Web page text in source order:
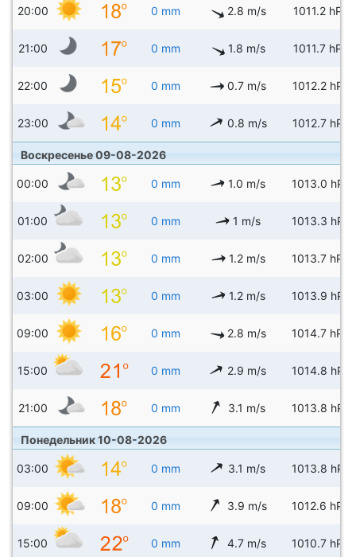
20:00 0 mm 2.8 m/s 1011.2 hPa
21:00 0 mm 1.8 m/s 1011.7 hPa
22:00 0 mm 0.7 m/s 1012.2 hPa
23:00 0 mm 0.8 m/s 1012.7 hPa
Воскресенье 09-08-2026
00:00 0 mm 1.0 m/s 1013.0 hPa
01:00 0 mm 1 m/s 1013.3 hPa
02:00 0 mm 1.2 m/s 1013.7 hPa
03:00 0 mm 1.2 m/s 1013.9 hPa
09:00 0 mm 2.8 m/s 1014.7 hPa
15:00 0 mm 2.9 m/s 1014.8 hPa
21:00 0 mm 3.1 m/s 1013.8 hPa
Понедельник 10-08-2026
03:00 0 mm 3.1 m/s 1013.8 hPa
09:00 0 mm 3.9 m/s 1012.6 hPa
15:00 0 mm 4.7 m/s 1010.7 hPa